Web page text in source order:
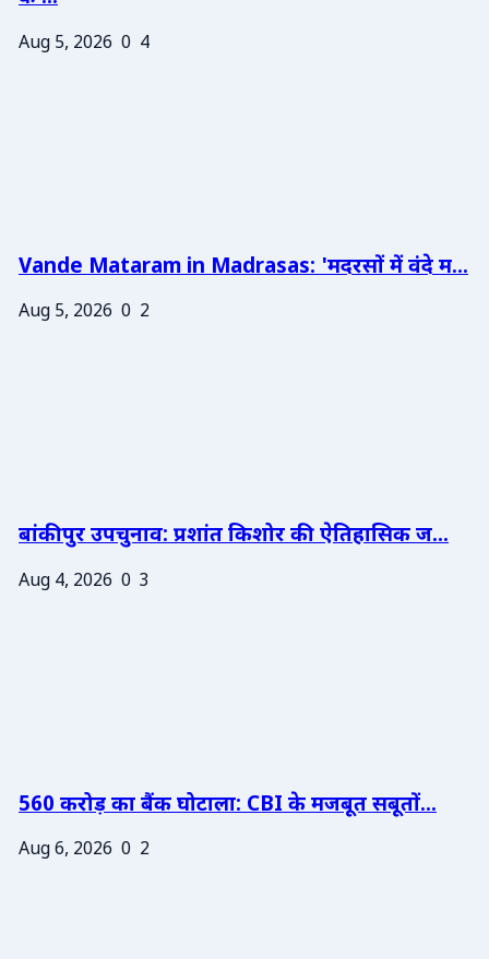
Aug 5, 2026 0 4
Vande Mataram in Madrasas: 'मदरसों में वंदे म...
Aug 5, 2026 0 2
बांकीपुर उपचुनाव: प्रशांत किशोर की ऐतिहासिक ज...
Aug 4, 2026 0 3
560 करोड़ का बैंक घोटाला: CBI के मजबूत सबूतों...
Aug 6, 2026 0 2